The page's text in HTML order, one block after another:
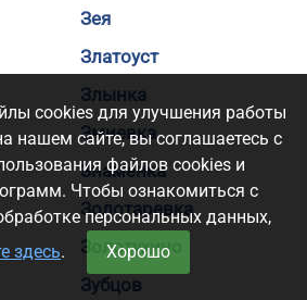
Зея
Златоуст
Злынка
Змиевка
Знаменка
Золотаревка
Золотухино
Зубцов
cookies для улучшения работы
нашем сайте, вы соглашаетесь с
файлов cookies и
Чтобы ознакомиться с
персональных данных,
здесь. Хорошо